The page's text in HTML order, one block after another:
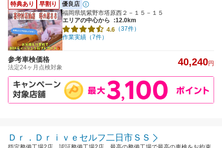
特典あり
早割り
優良店
福岡県筑紫野市塔原西２－１５－１５
エリアの中心から
:12.0km
4.6 （37件）
作業実績（7件）
参考車検価格
法定24ヶ月点検対象 40,240円
Ｄｒ．Ｄｒｉｖｅセルフ二日市ＳＳ